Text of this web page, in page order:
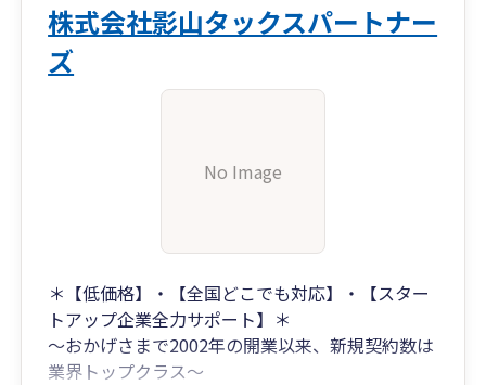
株式会社影山タックスパートナー
ズ
No Image
＊【低価格】・【全国どこでも対応】・【スター
トアップ企業全力サポート】＊
～おかげさまで2002年の開業以来、新規契約数は
業界トップクラス～